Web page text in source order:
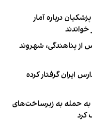
درباره آمار
خواندند
زن ایرانی ۵ ماه پس از پناهندگی، شهروند
ایران گرفتار کرده
به حمله به زیرساخت‌های
کرد